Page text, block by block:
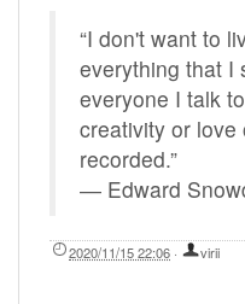
“I don't want to
everything that I
everyone I talk
creativity or love
recorded.”
― Edward
2020/11/15 22:06 · virii